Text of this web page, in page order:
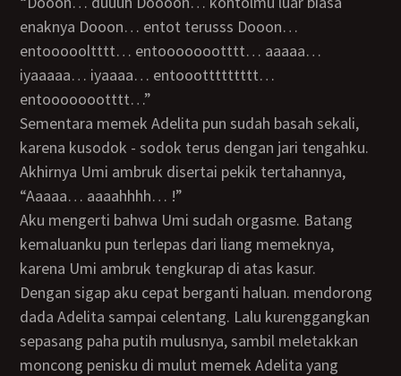
enaknya Dooon… entot terusss Dooon…
entoooooltttt… entoooooootttt… aaaaa…
iyaaaaa… iyaaaa… entooottttttttt…
entoooooootttt…”
Sementara memek Adelita pun sudah basah sekali,
karena kusodok - sodok terus dengan jari tengahku.
Akhirnya Umi ambruk disertai pekik tertahannya,
“Aaaaa… aaaahhhh… !”
Aku mengerti bahwa Umi sudah orgasme. Batang
kemaluanku pun terlepas dari liang memeknya,
karena Umi ambruk tengkurap di atas kasur.
Dengan sigap aku cepat berganti haluan. mendorong
dada Adelita sampai celentang. Lalu kurenggangkan
sepasang paha putih mulusnya, sambil meletakkan
moncong penisku di mulut memek Adelita yang